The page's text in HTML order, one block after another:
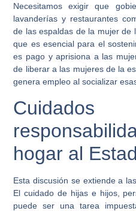
Necesitamos exigir que
lavanderías y restaurantes
de las espaldas de la mujer de
que es esencial para el
es pago y aprisiona a las
de liberar a las mujeres de la
genera empleo al socializar
hogar al
Esta discusión se extiende a
El cuidado de hijas e hijos,
puede ser una tarea